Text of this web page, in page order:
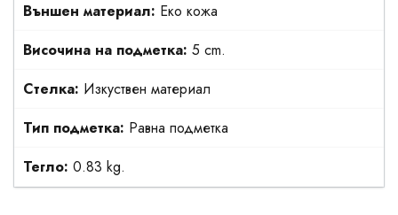
Външен материал: Еко кожа
Височина на подметка: 5 cm.
Стелка: Изкуствен материал
Тип подметка: Равна подметка
Тегло: 0.83 kg.